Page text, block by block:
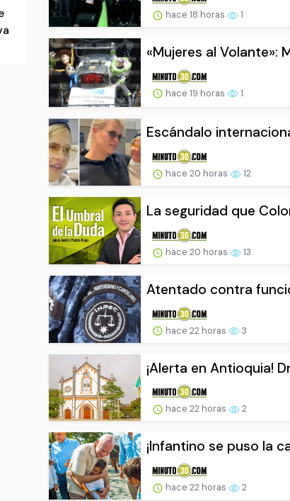
hace 18 horas 1
«Mujeres al Volante»:
hace 19 horas 1
Escándalo
hace 20 horas 12
La seguridad que
hace 20 horas 13
Atentado contra
hace 22 horas 3
¡Alerta en Antioquia!
hace 22 horas 2
¡Infantino se puso la
hace 22 horas 2